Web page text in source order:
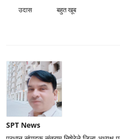
उदास बहुत खूब
SPT News